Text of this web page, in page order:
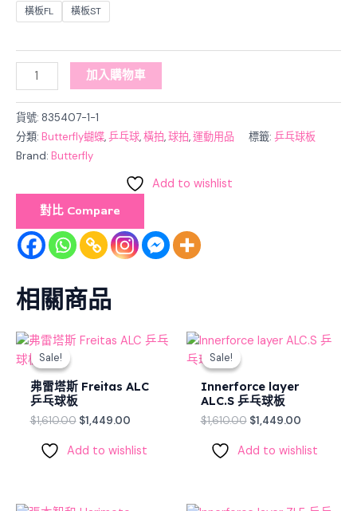
橫板FL 橫板ST
加入購物車
貨號: 835407-1-1
分類: Butterfly蝴蝶,乒乓球,橫拍,球拍,運動用品 標籤: 乒乓球板
Brand: Butterfly
Add to wishlist
對比 Compare
相關商品
Sale!
Sale!
弗雷塔斯 Freitas ALC
乒乓球板
$1,610.00
Original
$1,610.00.
$1,449.00
Current
Add to wishlist
Sale!
Sale!
Innerforce layer
ALC.S 乒乓球板
$1,610.00
Original
price
$1,449.00
Current
Add to wishlist